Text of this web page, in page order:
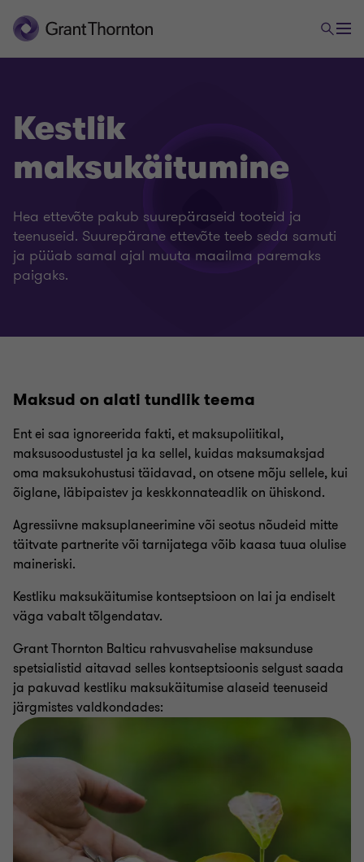
Kestlik
maksukäitumine
Hea ettevõte pakub suurepäraseid tooteid ja
teenuseid. Suurepärane ettevõte teeb seda samuti
ja püüab samal ajal muuta maailma paremaks
paigaks.
Maksud on alati tundlik teema
Ent ei saa ignoreerida fakti, et maksupoliitikal,
maksusoodustustel ja ka sellel, kuidas maksumaksjad
oma maksukohustusi täidavad, on otsene mõju sellele, kui
õiglane, läbipaistev ja keskkonnateadlik on ühiskond.
Agressiivne maksuplaneerimine või seotus nõudeid mitte
täitvate partnerite või tarnijatega võib kaasa tuua olulise
maineriski.
Kestliku maksukäitumise kontseptsioon on lai ja endiselt
väga vabalt tõlgendatav.
Grant Thornton Balticu rahvusvahelise maksunduse
spetsialistid aitavad selles kontseptsioonis selgust saada
ja pakuvad kestliku maksukäitumise alaseid teenuseid
järgmistes valdkondades: